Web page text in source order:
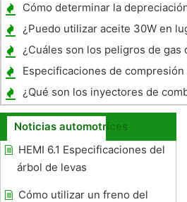
Cómo determinar la
vehículo
¿Puedo utilizar aceite 30W en
aceite 10W30 Car?
¿Cuáles son los peligros de gas
Gas
Especificaciones de
¿Qué son los inyectores de
multipunto?
Noticias automotrices
HEMI 6.1 Especificaciones del
árbol de levas
Cómo utilizar un freno del